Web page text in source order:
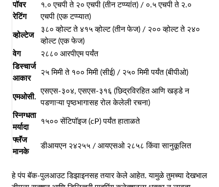
पॉवर
रेटिंग
१.० एचपी ते २० एचपी (तीन टप्प्यांत) / ०.५ एचपी ते २.०
एचपी (एक टप्प्यात)
व्होल्टेज
३८० व्होल्ट ते ४१५ व्होल्ट (तीन फेज) / २०० व्होल्ट ते २४०
व्होल्ट (एक फेज)
वेग
२८८० आरपीएम पर्यंत
डिस्चार्ज
आकार
२५ मिमी ते १०० मिमी (सीई) / २५० मिमी पर्यंत (बीपीओ)
एमओसी.
एसएस-३०४, एसएस-३१६ (छिद्रविरहित आणि खड्डे न
पडणाऱ्या पृष्ठभागासह रोल केलेली रचना)
स्निग्धता
मर्यादा
१५०० सेंटिपॉइज (cP) पर्यंत हाताळते
फ्लॅंज
मानके
डीआयएन २४२५५ / आयएसओ २८५८ किंवा सानुकूलित
हे पंप बॅक-पुलआउट डिझाइनसह तयार केले आहेत. यामुळे तुमच्या देखभाल